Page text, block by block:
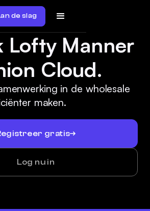
de slag
Lofty Manner
Cloud.
in de wholesale
maken.
gratis
Log nu in